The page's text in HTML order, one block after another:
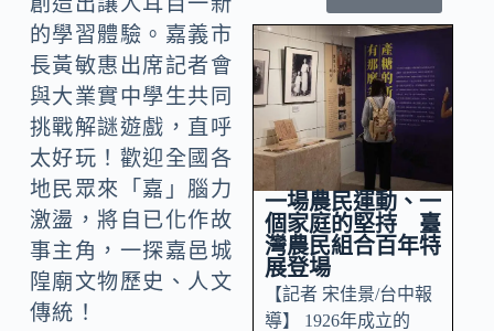
的學習體驗。嘉義市
長黃敏惠出席記者會
與大業實中學生共同
挑戰解謎遊戲，直呼
太好玩！歡迎全國各
地民眾來「嘉」腦力
激盪，將自已化作故
事主角，一探嘉邑城
隍廟文物歷史、人文
傳統！
一場農民運動、一
個家庭的堅持 臺
灣農民組合百年特
展登場
【記者 宋佳景/台中報
導】 1926年成立的